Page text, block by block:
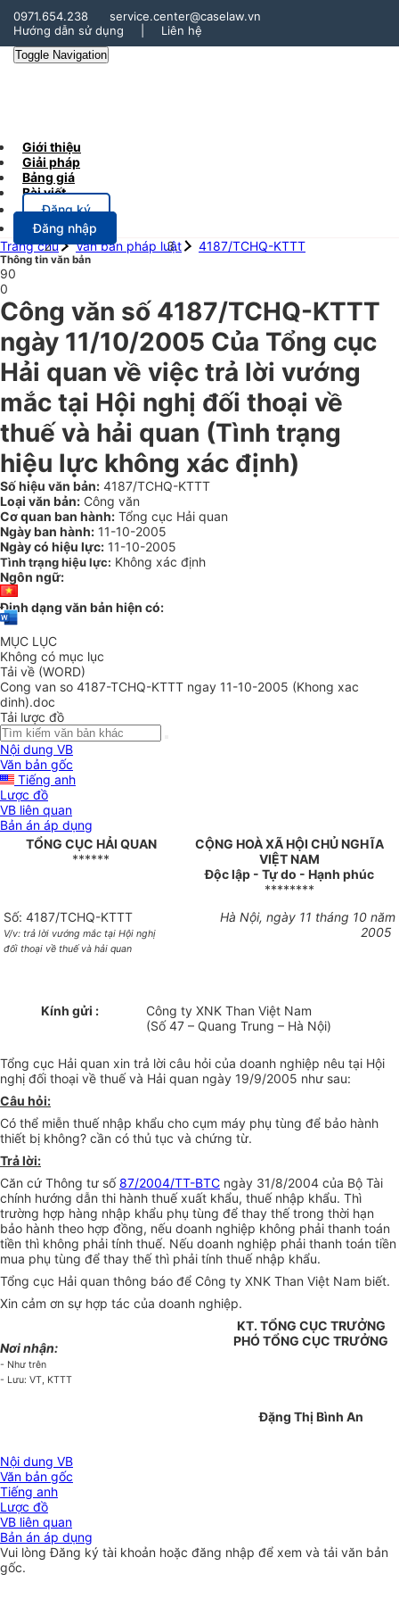
0971.654.238
service.center@caselaw.vn
Hướng dẫn sử dụng
Liên hệ
Toggle Navigation
Giới thiệu
Giải pháp
Bảng giá
Bài viết
Đăng ký
Đăng nhập
Trang chủ
Văn bản pháp luật 4187/TCHQ-KTTT
Thông tin văn bản
90
0
Công văn số 4187/TCHQ-KTTT
ngày 11/10/2005 Của Tổng cục
Hải quan về việc trả lời vướng
mắc tại Hội nghị đối thoại về
thuế và hải quan (Tình trạng
hiệu lực không xác định)
Số hiệu văn bản: 4187/TCHQ-KTTT
Loại văn bản: Công văn
Cơ quan ban hành: Tổng cục Hải quan
Ngày ban hành: 11-10-2005
Ngày có hiệu lực: 11-10-2005
Tình trạng hiệu lực: Không xác định
Ngôn ngữ:
Định dạng văn bản hiện có:
MỤC LỤC
Không có mục lục
Tải về (WORD)
Cong van so 4187-TCHQ-KTTT ngay 11-10-2005 (Khong xac
dinh).doc
Tải lược đồ
Nội dung VB
Văn bản gốc
Tiếng anh
Lược đồ
VB liên quan
Bản án áp dụng
TỔNG CỤC HẢI QUAN
******
CỘNG HOÀ XÃ HỘI CHỦ NGHĨA
VIỆT NAM
Độc lập - Tự do - Hạnh phúc
********
Số: 4187/TCHQ-KTTT
V/v: trả lời vướng mắc tại Hội nghị
đối thoại về thuế và hải quan
Hà Nội, ngày 11 tháng 10 năm
2005
Kính gửi :
Công ty XNK Than Việt Nam
(Số 47 – Quang Trung – Hà Nội)
Tổng cục Hải quan xin trả lời câu hỏi của doanh nghiệp nêu tại Hội
nghị đối thoại về thuế và Hải quan ngày 19/9/2005 như sau:
Câu hỏi:
Có thể miễn thuế nhập khẩu cho cụm máy phụ tùng để bảo hành
thiết bị không? cần có thủ tục và chứng từ.
Trả lời:
Căn cứ Thông tư số87/2004/TT-BTC ngày 31/8/2004 của Bộ Tài
chính hướng dẫn thi hành thuế xuất khẩu, thuế nhập khẩu. Thì
trường hợp hàng nhập khẩu phụ tùng để thay thế trong thời hạn
bảo hành theo hợp đồng, nếu doanh nghiệp không phải thanh toán
tiền thì không phải tính thuế. Nếu doanh nghiệp phải thanh toán tiền
mua phụ tùng để thay thế thì phải tính thuế nhập khẩu.
Tổng cục Hải quan thông báo để Công ty XNK Than Việt Nam biết.
Xin cảm ơn sự hợp tác của doanh nghiệp.
Nơi nhận:
- Như trên
- Lưu: VT, KTTT
KT. TỔNG CỤC TRƯỞNG
PHÓ TỔNG CỤC TRƯỞNG
Đặng Thị Bình An
Nội dung VB
Văn bản gốc
Tiếng anh
Lược đồ
VB liên quan
Bản án áp dụng
Vui lòngĐăng ký tài khoản hoặc đăng nhập để xem và tải văn bản
gốc.